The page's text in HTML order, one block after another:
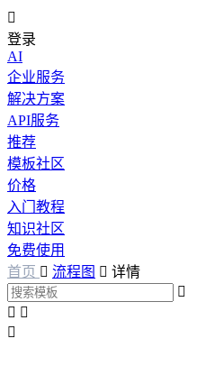

登录
AI
企业服务
解决方案
API服务
推荐
模板社区
价格
入门教程
知识社区
免费使用
首页  流程图  详情

 
